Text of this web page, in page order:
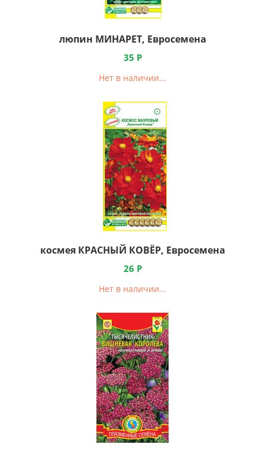
люпин МИНАРЕТ, Евросемена
35 Р
Нет в наличии...
космея КРАСНЫЙ КОВЁР, Евросемена
26 Р
Нет в наличии...